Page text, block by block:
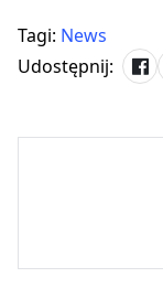
Tagi: News
Udostępnij: